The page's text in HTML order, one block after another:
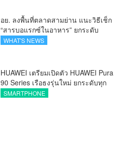
อย. ลงพื้นที่ตลาดสามย่าน แนะวิธีเช็ก
“สารบอแรกซ์ในอาหาร” ยกระดับ
ตลาดสดปลอดภัยเพื่อผู้บริโภค
WHAT'S NEWS
HUAWEI เตรียมเปิดตัว HUAWEI Pura
90 Series เรือธงรุ่นใหม่ ยกระดับทุก
โมเมนต์สำคัญของชีวิตด้วยนวัตกรรม
SMARTPHONE